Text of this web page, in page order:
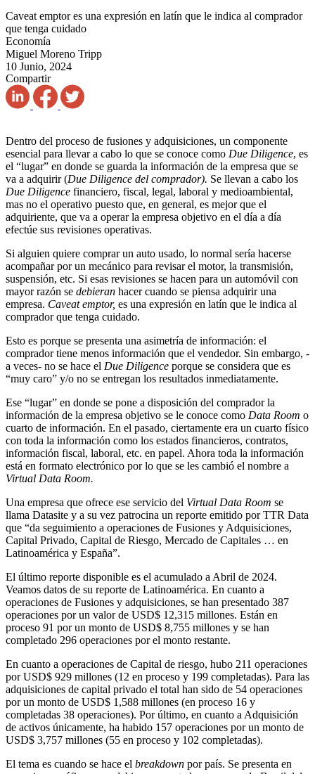
Caveat emptor es una expresión en latín que le indica al comprador
que tenga cuidado
Economía
Miguel Moreno Tripp
10 Junio, 2024
Compartir
Dentro del proceso de fusiones y adquisiciones, un componente
esencial para llevar a cabo lo que se conoce como Due Diligence, es
el “lugar” en donde se guarda la información de la empresa que se
va a adquirir (Due Diligence del comprador). Se llevan a cabo los
Due Diligence financiero, fiscal, legal, laboral y medioambiental,
mas no el operativo puesto que, en general, es mejor que el
adquiriente, que va a operar la empresa objetivo en el día a día
efectúe sus revisiones operativas.
Si alguien quiere comprar un auto usado, lo normal sería hacerse
acompañar por un mecánico para revisar el motor, la transmisión,
suspensión, etc. Si esas revisiones se hacen para un automóvil con
mayor razón se debieran hacer cuando se piensa adquirir una
empresa. Caveat emptor, es una expresión en latín que le indica al
comprador que tenga cuidado.
Esto es porque se presenta una asimetría de información: el
comprador tiene menos información que el vendedor. Sin embargo, -
a veces- no se hace el Due Diligence porque se considera que es
“muy caro” y/o no se entregan los resultados inmediatamente.
Ese “lugar” en donde se pone a disposición del comprador la
información de la empresa objetivo se le conoce como Data Room o
cuarto de información. En el pasado, ciertamente era un cuarto físico
con toda la información como los estados financieros, contratos,
información fiscal, laboral, etc. en papel. Ahora toda la información
está en formato electrónico por lo que se les cambió el nombre a
Virtual Data Room.
Una empresa que ofrece ese servicio del Virtual Data Room se
llama Datasite y a su vez patrocina un reporte emitido por TTR Data
que “da seguimiento a operaciones de Fusiones y Adquisiciones,
Capital Privado, Capital de Riesgo, Mercado de Capitales … en
Latinoamérica y España”.
El último reporte disponible es el acumulado a Abril de 2024.
Veamos datos de su reporte de Latinoamérica. En cuanto a
operaciones de Fusiones y adquisiciones, se han presentado 387
operaciones por un valor de USD$ 12,315 millones. Están en
proceso 91 por un monto de USD$ 8,755 millones y se han
completado 296 operaciones por el monto restante.
En cuanto a operaciones de Capital de riesgo, hubo 211 operaciones
por USD$ 929 millones (12 en proceso y 199 completadas). Para las
adquisiciones de capital privado el total han sido de 54 operaciones
por un monto de USD$ 1,588 millones (en proceso 16 y
completadas 38 operaciones). Por último, en cuanto a Adquisición
de activos únicamente, ha habido 157 operaciones por un monto de
USD$ 3,757 millones (55 en proceso y 102 completadas).
El tema es cuando se hace el breakdown por país. Se presenta en